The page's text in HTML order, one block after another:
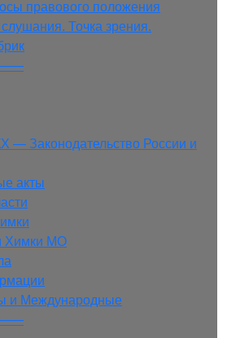
правового положения
Точка зрения.
— Законодательство России и
акты
Химки МО
и Международные